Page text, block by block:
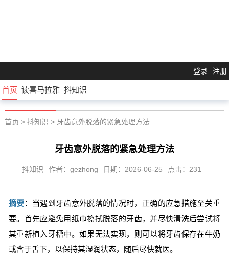
登录 注册
首页 读喜马拉雅 抖知识
首页 > 抖知识 > 牙齿意外脱落的紧急处理方法
牙齿意外脱落的紧急处理方法
抖知识 作者：gezhong 日期：2026-06-25 点击：231
摘要：当遇到牙齿意外脱落的情况时，正确的应急措施至关重
要。首先应避免用纸巾擦拭脱落的牙齿，并尽快清洗后尝试将
其重新植入牙槽中。如果无法实现，则可以将牙齿保存在牛奶
或含于舌下，以保持其湿润状态，随后尽快就医。